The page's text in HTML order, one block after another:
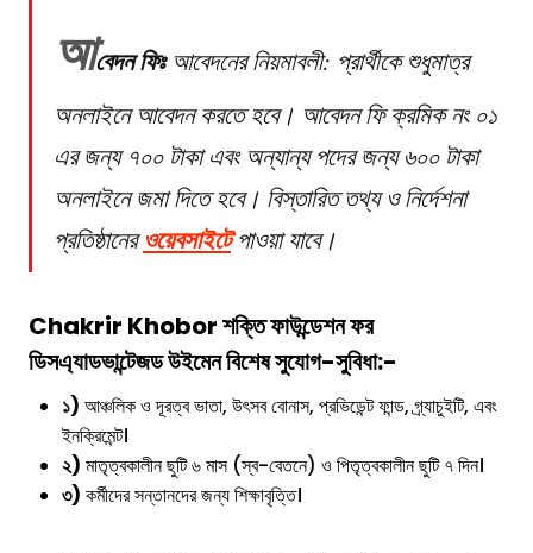
আবেদন ফিঃআবেদনের নিয়মাবলী: প্রার্থীকে শুধুমাত্র
অনলাইনে আবেদন করতে হবে। আবেদন ফি ক্রমিক নং ০১
এর জন্য ৭০০ টাকা এবং অন্যান্য পদের জন্য ৬০০ টাকা
অনলাইনে জমা দিতে হবে। বিস্তারিত তথ্য ও নির্দেশনা
প্রতিষ্ঠানেরওয়েবসাইটেপাওয়া যাবে।
Chakrir Khoborশক্তি ফাউন্ডেশন ফর
ডিসএ্যাডভান্টেজড উইমেনবিশেষ সুযোগ-সুবিধা:-
১) আঞ্চলিক ও দূরত্ব ভাতা, উৎসব বোনাস, প্রভিডেন্ট ফান্ড, গ্র্যাচুইটি, এবং
ইনক্রিমেন্ট।
২) মাতৃত্বকালীন ছুটি ৬ মাস (স্ব-বেতনে) ও পিতৃত্বকালীন ছুটি ৭ দিন।
৩) কর্মীদের সন্তানদের জন্য শিক্ষাবৃত্তি।